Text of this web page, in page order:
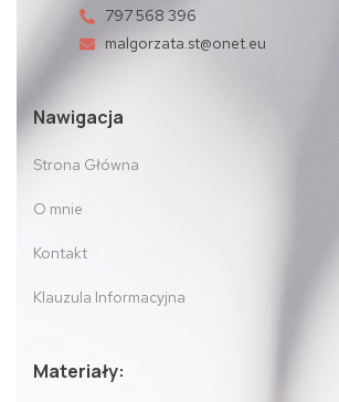
797 568 396
malgorzata.st@onet.eu
Nawigacja
Strona Główna
O mnie
Kontakt
Klauzula Informacyjna
Materiały: